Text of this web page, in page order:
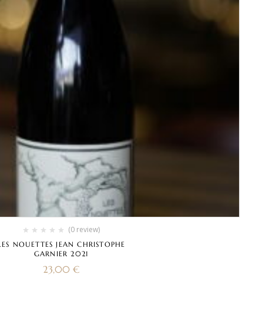
(0 review)
NOUETTES JEAN CHRISTOPHE
GARNIER 2021
23,00 €